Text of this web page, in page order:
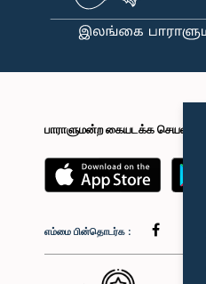
பாராளுமன்ற கையடக்க செயலி
எம்மை பின்தொடர்க :